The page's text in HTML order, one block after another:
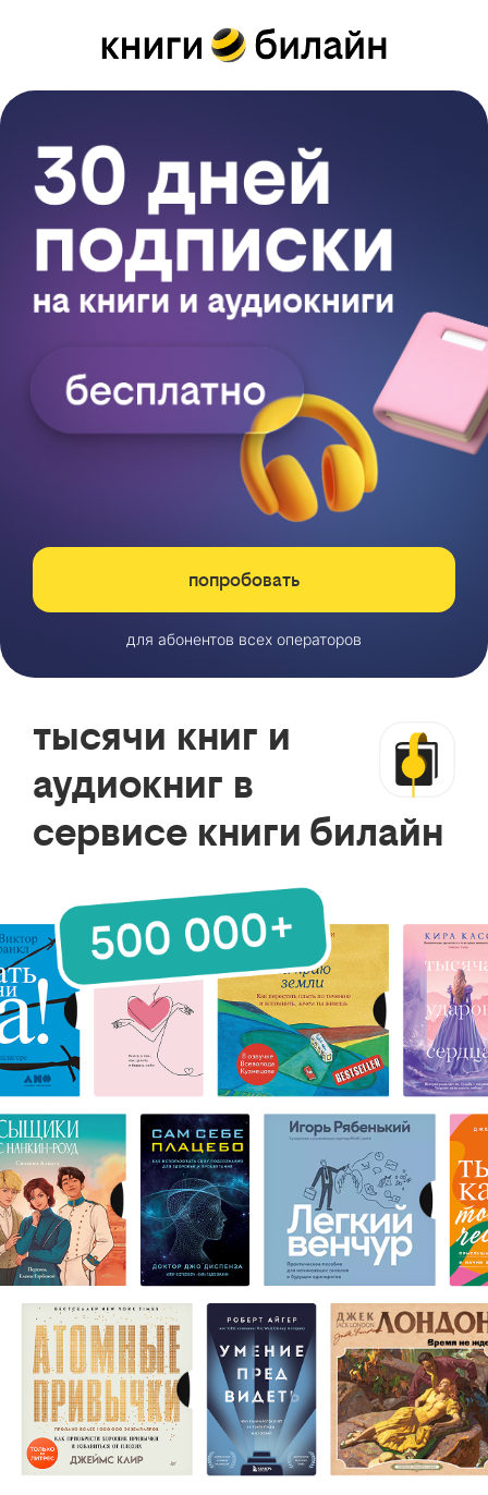
попробовать
для абонентов всех операторов
тысячи книг и
аудиокниг в
сервисе книги билайн